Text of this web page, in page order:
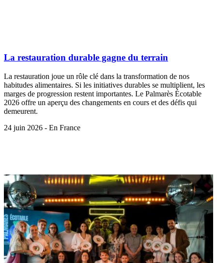
La restauration durable gagne du terrain
La restauration joue un rôle clé dans la transformation de nos
habitudes alimentaires. Si les initiatives durables se multiplient, les
marges de progression restent importantes. Le Palmarès Écotable
2026 offre un aperçu des changements en cours et des défis qui
demeurent.
24 juin 2026 - En France